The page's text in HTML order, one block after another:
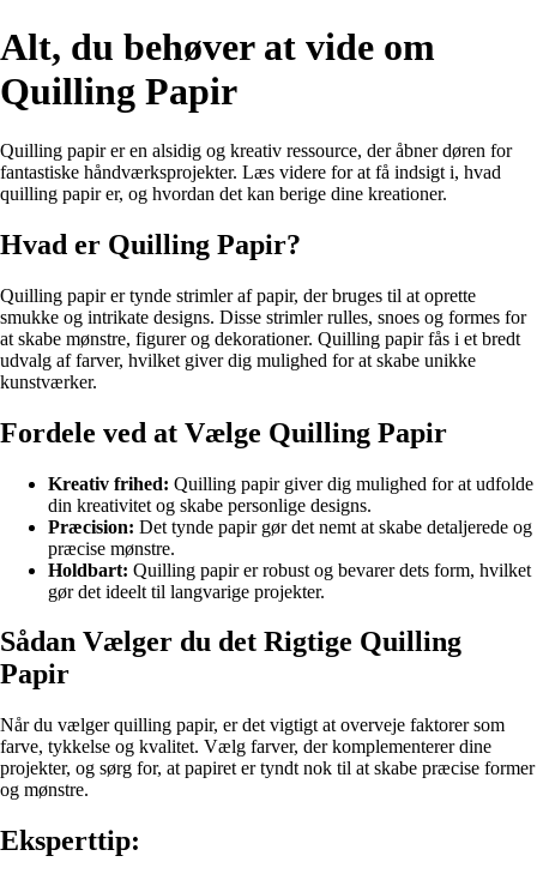
Alt, du behøver at vide om
Quilling Papir
Quilling papir er en alsidig og kreativ ressource, der åbner døren for
fantastiske håndværksprojekter. Læs videre for at få indsigt i, hvad
quilling papir er, og hvordan det kan berige dine kreationer.
Hvad er Quilling Papir?
Quilling papir er tynde strimler af papir, der bruges til at oprette
smukke og intrikate designs. Disse strimler rulles, snoes og formes for
at skabe mønstre, figurer og dekorationer. Quilling papir fås i et bredt
udvalg af farver, hvilket giver dig mulighed for at skabe unikke
kunstværker.
Fordele ved at Vælge Quilling Papir
Kreativ frihed: Quilling papir giver dig mulighed for at udfolde
din kreativitet og skabe personlige designs.
Præcision: Det tynde papir gør det nemt at skabe detaljerede og
præcise mønstre.
Holdbart: Quilling papir er robust og bevarer dets form, hvilket
gør det ideelt til langvarige projekter.
Sådan Vælger du det Rigtige Quilling
Papir
Når du vælger quilling papir, er det vigtigt at overveje faktorer som
farve, tykkelse og kvalitet. Vælg farver, der komplementerer dine
projekter, og sørg for, at papiret er tyndt nok til at skabe præcise former
og mønstre.
Eksperttip: